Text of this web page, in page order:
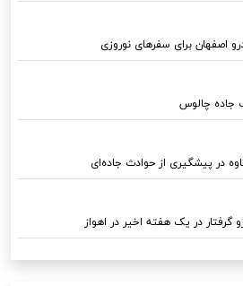
اصفهان برای سفرهای نوروزی
جاده چالوس